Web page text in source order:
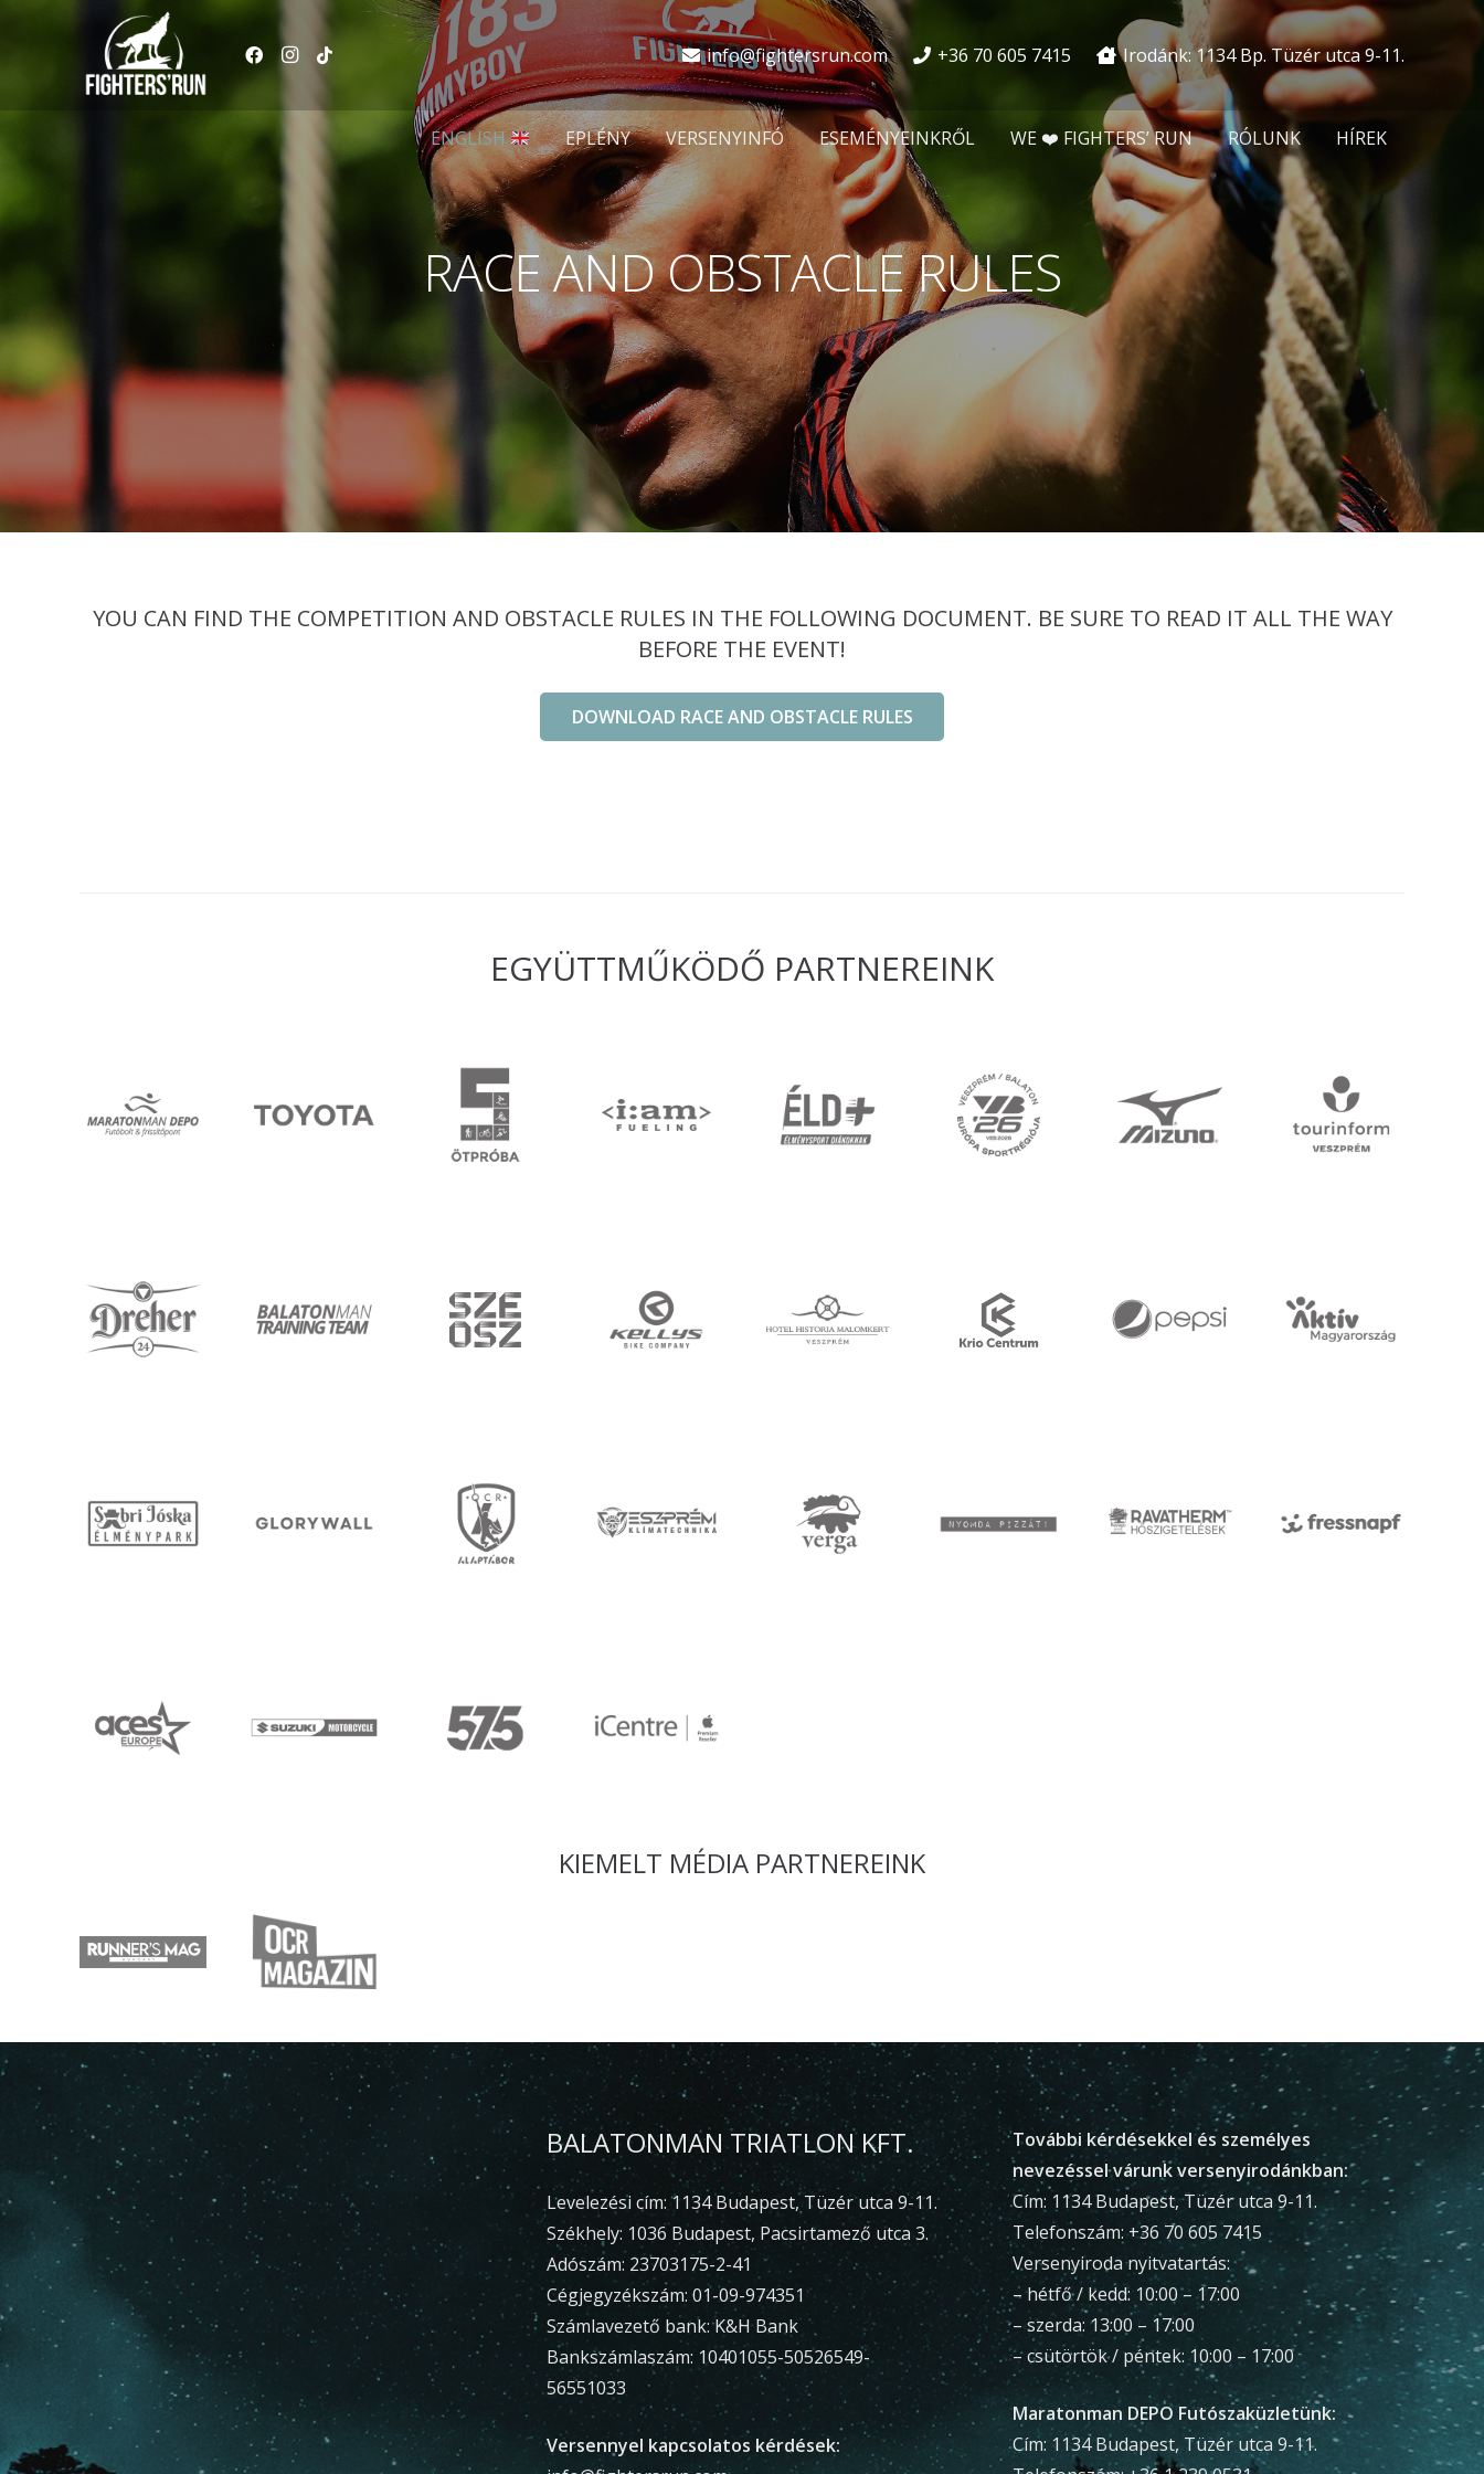
info@fightersrun.com +36 70 605 7415 Irodánk: 1134 Bp. Tüzér utca 9-11.
ENGLISH EPLÉNY VERSENYINFÓ ESEMÉNYEINKRŐL WE ❤️ FIGHTERS’ RUN RÓLUNK HÍREK
RACE AND OBSTACLE RULES
YOU CAN FIND THE COMPETITION AND OBSTACLE RULES IN THE FOLLOWING DOCUMENT. BE SURE TO READ IT ALL THE WAY
BEFORE THE EVENT!
DOWNLOAD RACE AND OBSTACLE RULES
EGYÜTTMŰKÖDŐ PARTNEREINK
KIEMELT MÉDIA PARTNEREINK
BALATONMAN TRIATLON KFT.
Levelezési cím: 1134 Budapest, Tüzér utca 9-11.
Székhely: 1036 Budapest, Pacsirtamező utca 3.
Adószám: 23703175-2-41
Cégjegyzékszám: 01-09-974351
Számlavezető bank: K&H Bank
Bankszámlaszám: 10401055-50526549-
56551033
Versennyel kapcsolatos kérdések:
További kérdésekkel és személyes
nevezéssel várunk versenyirodánkban:
Cím: 1134 Budapest, Tüzér utca 9-11.
Telefonszám: +36 70 605 7415
Versenyiroda nyitvatartás:
– hétfő / kedd: 10:00 – 17:00
– szerda: 13:00 – 17:00
– csütörtök / péntek: 10:00 – 17:00
Maratonman DEPO Futószaküzletünk:
Cím: 1134 Budapest, Tüzér utca 9-11.